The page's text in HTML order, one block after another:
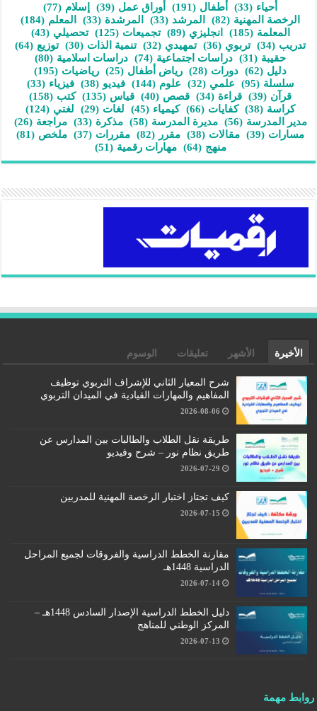
أحياء (33) أطفال (191) أوراق عمل (39) إسلام (77)
الرخصة المهنية (82) المرشد (33) المرشدة (33) المعلم (184)
المعلمة (185) انجليزي (89) تجميعات (125) تحصيلي (43)
تدريب (34) تربوي (36) تمهيدي (32) تنمية الذات (30) توزيع (64)
حقيبة (31) دراسات اجتماعية (74) دراسات اسلامية (80)
دليل (62) دورات (28) رياض أطفال (25) رياضيات (195)
سلسلة (95) علمي (32) علوم (144) فيديو (38) فيزياء (33)
قرآن (39) قراءة (34) قصص (40) قياس (135) كتب (158)
كراسة (38) كفايات (66) كيمياء (45) لغات (29) لغتي (124)
مدير المدرسة (56) مديرة المدرسة (58) مذكرة (33) مراجعة (26)
مسارات (39) مقالات (38) مقرر (82) مقررات (37) ملخص (81)
منهج (64) مهارات رقمية (51)
الأخيرة الأشهر تعليقات الوسوم
شرح المعيار الثاني للإشراف التربوي توظيف
المفاهيم والمهارات القيادية في الميدان التربوي
2026-08-06
طريقة نقل الطلاب والطالبات بين المدارس عن
طريق نظام نور – شرح وفيديو
2026-07-29
كيف تجتاز اختبار الرخصة المهنية للمدربين
2026-07-15
مقارنة الخطط الدراسية والفروقات لجميع المراحل
الدراسية 1448هـ
2026-07-14
دليل الخطط الدراسية الإصدار السادس 1448هـ –
المركز الوطني للمناهج
2026-07-13
روابط مهمة